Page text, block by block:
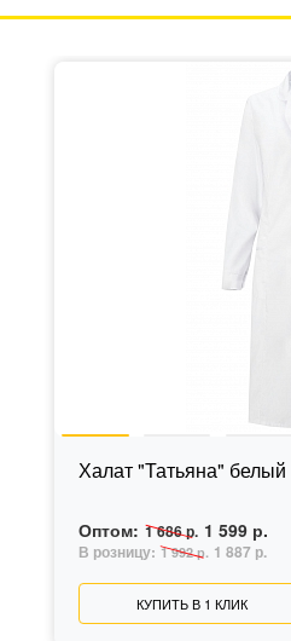
Халат "Татьяна" белый
Оптом: 1 686 р. 1 599 р.
В розницу: 1 992 р. 1 887 р.
КУПИТЬ В 1 КЛИК